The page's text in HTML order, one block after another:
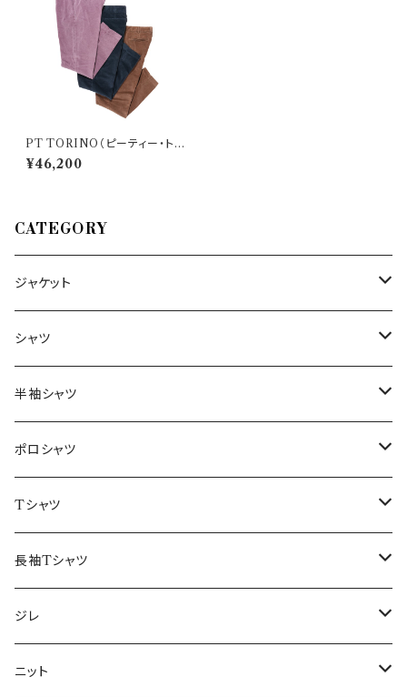
PT TORINO（ピーティー・トリ
ノ） パンツ Edge 32791
¥46,200
CATEGORY
ジャケット
～44/S
46/M
48/L
50/XL～
シャツ
～44/S
46/M
48/L
50/XL～
半袖シャツ
～44/S
46/M
48/L
50/XL～
ポロシャツ
～44/S
46/M
48/L
50/XL～
Tシャツ
～44/S
46/M
48/L
長袖Tシャツ
～44/S
46/M
ジレ
～44/S
ニット